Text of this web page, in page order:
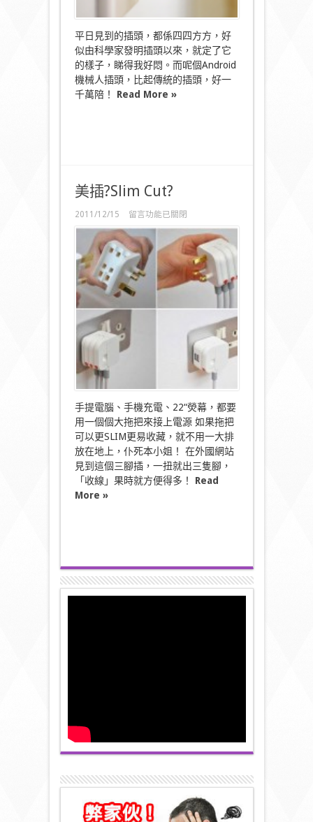
平日見到的插頭，都係四四方方，好
似由科學家發明插頭以來，就定了它
的樣子，睇得我好悶。而呢個Android
機械人插頭，比起傳統的插頭，好一
千萬陪！ Read More »
美插?Slim Cut?
2011/12/15
在
〈美
插?
Slim
Cut?〉
中
留言功能已關閉
手提電腦、手機充電、22“熒幕，都要
用一個個大拖把來接上電源 如果拖把
可以更SLIM更易收藏，就不用一大排
放在地上，仆死本小姐！ 在外國網站
見到這個三腳插，一扭就出三隻腳，
「收線」果時就方便得多！ Read
More »